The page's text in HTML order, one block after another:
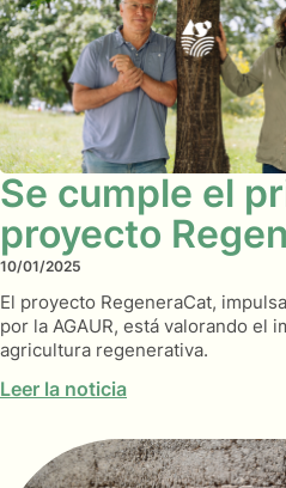
Se cumple el
proyecto
10/01/2025
El proyecto RegeneraCat,
por la AGAUR, está valorando el
agricultura regenerativa.
Leer la noticia